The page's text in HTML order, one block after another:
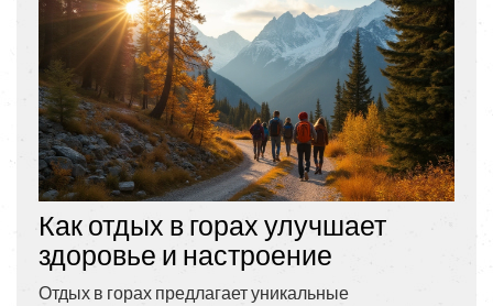
Как отдых в горах улучшает
здоровье и настроение
Отдых в горах предлагает уникальные